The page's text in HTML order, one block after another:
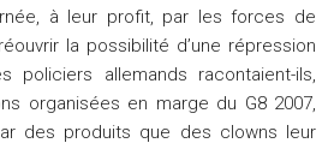
à leur profit, par les forces de
la possibilité d’une répression
allemands racontaient-ils,
organisées en marge du G8 2007,
des produits que des clowns leur